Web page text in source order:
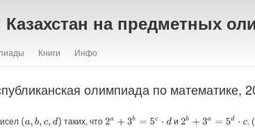
Казахстан на предметных
Книги Инфо
олимпиада по математике,
(a,b,cd) таких, что2a +3b=5 c⋅d и2b +3 a=5 d⋅ c . (